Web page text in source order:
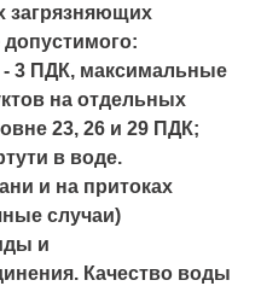
загрязняющих
- 3 ПДК, максимальные
на отдельных
23, 26 и 29 ПДК;
в воде.
и на притоках
случаи)
и
Качество воды